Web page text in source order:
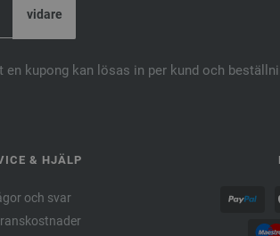
kupong kan lösas in per kund och
& HJÄLP
och svar